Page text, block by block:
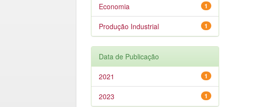
1
Economia
1
Produção Industrial
Data de Publicação
1
2021
1
2023